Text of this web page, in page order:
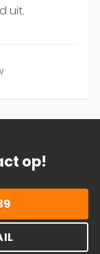
uit.
op!